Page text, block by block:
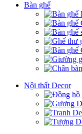
Bàn ghế
Nội thất Decor